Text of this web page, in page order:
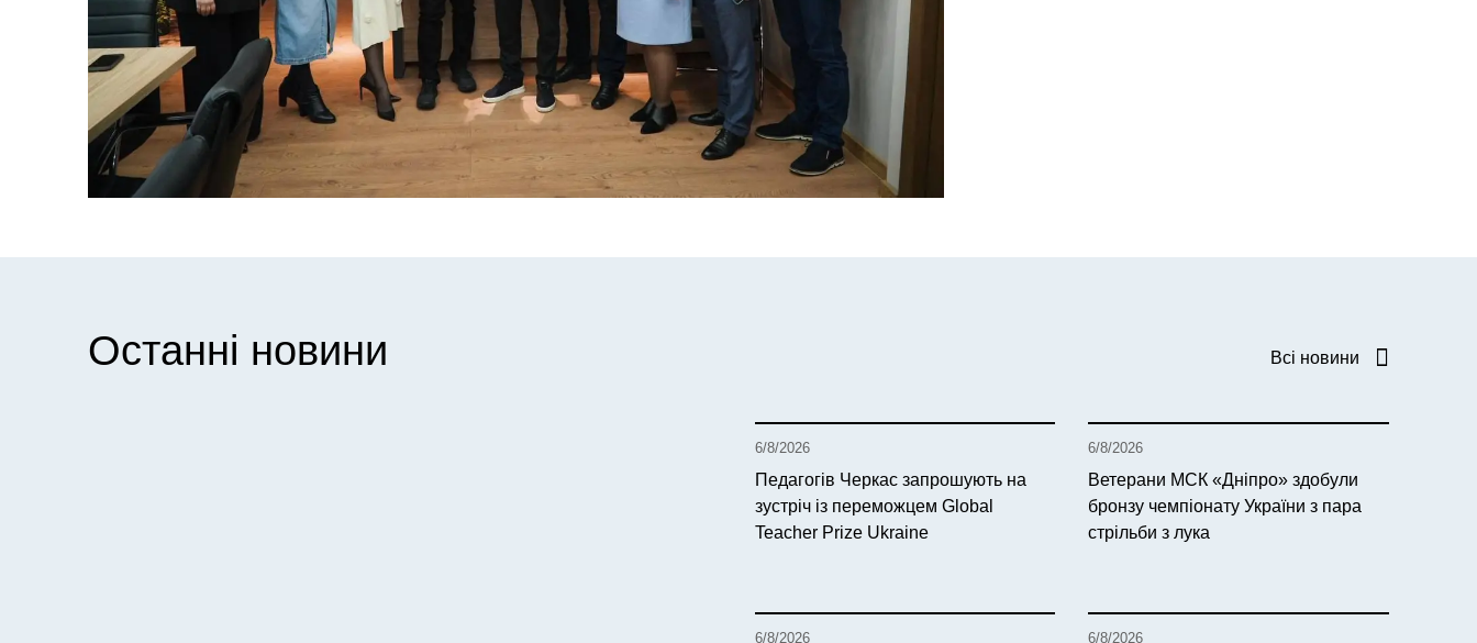
Останні новини Всі новини
6/8/2026
Педагогів Черкас запрошують на
зустріч із переможцем Global
Teacher Prize Ukraine
6/8/2026
Ветерани МСК «Дніпро» здобули
бронзу чемпіонату України з пара
стрільби з лука
6/8/2026 6/8/2026